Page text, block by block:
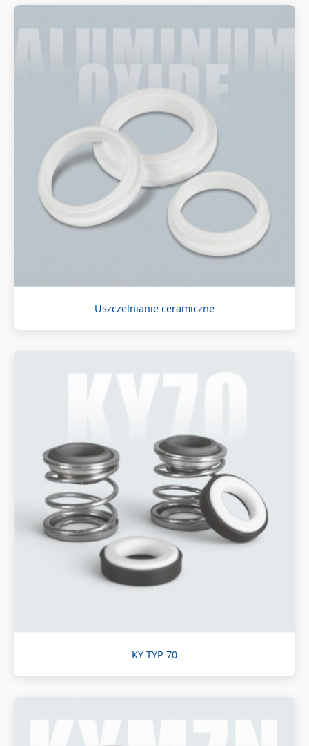
Uszczelnianie ceramiczne
KY TYP 70